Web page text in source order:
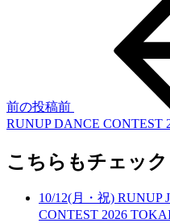
前の投稿前
RUNUP DANCE CONTEST
こちらもチェック
10/12(月・祝) RUNUP
CONTEST 2026